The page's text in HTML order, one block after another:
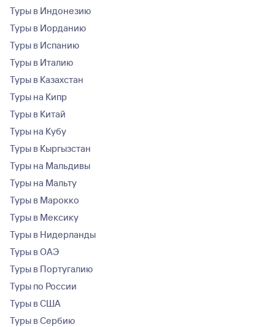
Туры в Индонезию
Туры в Иорданию
Туры в Испанию
Туры в Италию
Туры в Казахстан
Туры на Кипр
Туры в Китай
Туры на Кубу
Туры в Кыргызстан
Туры на Мальдивы
Туры на Мальту
Туры в Марокко
Туры в Мексику
Туры в Нидерланды
Туры в ОАЭ
Туры в Португалию
Туры по России
Туры в США
Туры в Сербию